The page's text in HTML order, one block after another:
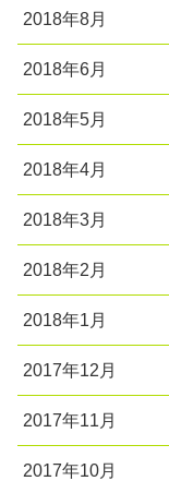
2018年8月
2018年6月
2018年5月
2018年4月
2018年3月
2018年2月
2018年1月
2017年12月
2017年11月
2017年10月